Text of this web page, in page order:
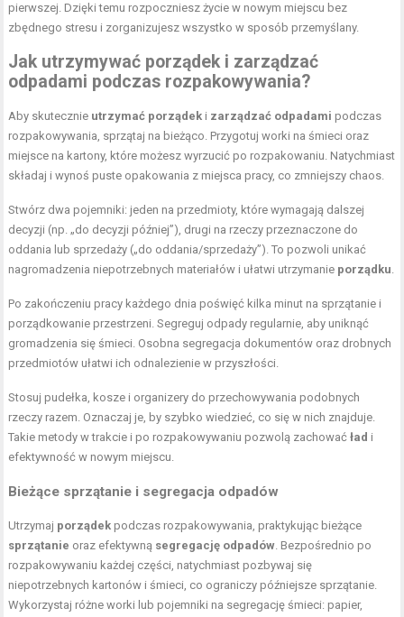
pierwszej. Dzięki temu rozpoczniesz życie w nowym miejscu bez
zbędnego stresu i zorganizujesz wszystko w sposób przemyślany.
Jak utrzymywać porządek i zarządzać
odpadami podczas rozpakowywania?
Aby skutecznie utrzymać porządek i zarządzać odpadami podczas
rozpakowywania, sprzątaj na bieżąco. Przygotuj worki na śmieci oraz
miejsce na kartony, które możesz wyrzucić po rozpakowaniu. Natychmiast
składaj i wynoś puste opakowania z miejsca pracy, co zmniejszy chaos.
Stwórz dwa pojemniki: jeden na przedmioty, które wymagają dalszej
decyzji (np. „do decyzji później”), drugi na rzeczy przeznaczone do
oddania lub sprzedaży („do oddania/sprzedaży”). To pozwoli unikać
nagromadzenia niepotrzebnych materiałów i ułatwi utrzymanie porządku.
Po zakończeniu pracy każdego dnia poświęć kilka minut na sprzątanie i
porządkowanie przestrzeni. Segreguj odpady regularnie, aby uniknąć
gromadzenia się śmieci. Osobna segregacja dokumentów oraz drobnych
przedmiotów ułatwi ich odnalezienie w przyszłości.
Stosuj pudełka, kosze i organizery do przechowywania podobnych
rzeczy razem. Oznaczaj je, by szybko wiedzieć, co się w nich znajduje.
Takie metody w trakcie i po rozpakowywaniu pozwolą zachowaćład i
efektywność w nowym miejscu.
Bieżące sprzątanie i segregacja odpadów
Utrzymaj porządek podczas rozpakowywania, praktykując bieżące
sprzątanie oraz efektywną segregację odpadów. Bezpośrednio po
rozpakowywaniu każdej części, natychmiast pozbywaj się
niepotrzebnych kartonów i śmieci, co ograniczy późniejsze sprzątanie.
Wykorzystaj różne worki lub pojemniki na segregację śmieci: papier,